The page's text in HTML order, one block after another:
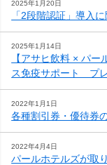
2025年1月20日
「2段階認証」導入
2025年1月14日
【アサヒ飲料 × パ
ス免疫サポート プレ
2022年1月1日
各種割引券・優待券
2022年4月4日
パールホテルズが取